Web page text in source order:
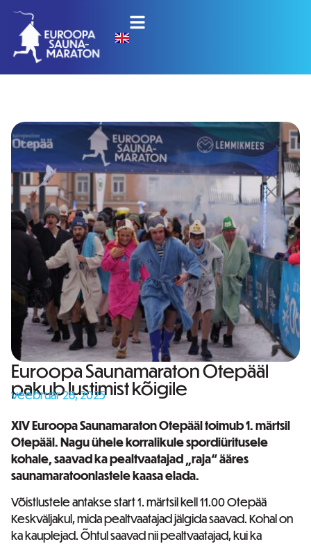
Euroopa Saunamaraton Otepääl
pakub lustimist kõigile
veebruar 28, 2025
XIV Euroopa Saunamaraton Otepääl toimub 1. märtsil
Otepääl. Nagu ühele korralikule spordiüritusele
kohale, saavad ka pealtvaatajad „raja“ ääres
saunamaratoonlastele kaasa elada.
Võistlustele antakse start 1. märtsil kell 11.00 Otepää
Keskväljakul, mida pealtvaatajad jälgida saavad. Kohal on
ka kauplejad. Õhtul saavad nii pealtvaatajad, kui ka